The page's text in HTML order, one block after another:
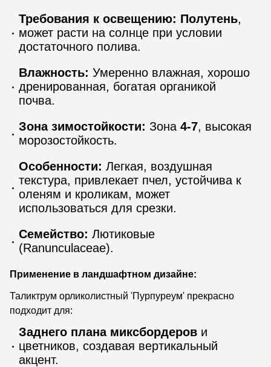
Требования к освещению: Полутень,
может расти на солнце при условии
достаточного полива.
Влажность: Умеренно влажная, хорошо
дренированная, богатая органикой
почва.
Зона зимостойкости: Зона 4-7, высокая
морозостойкость.
Особенности: Легкая, воздушная
текстура, привлекает пчел, устойчива к
оленям и кроликам, может
использоваться для срезки.
Семейство: Лютиковые
(Ranunculaceae).
Применение в ландшафтном дизайне:
Таликтрум орликолистный 'Пурпуреум' прекрасно
подходит для:
Заднего плана миксбордеров и
цветников, создавая вертикальный
акцент.